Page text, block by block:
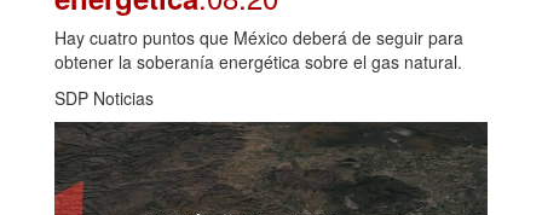
Hay cuatro puntos que México deberá de seguir para
obtener la soberanía energética sobre el gas natural.
SDP Noticias